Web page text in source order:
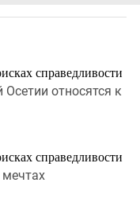
справедливости
относятся к
справедливости